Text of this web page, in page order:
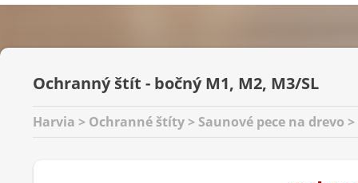
Ochranný štít - bočný M1, M2, M3/SL
Harvia > Ochranné štíty > Saunové pece na drevo >